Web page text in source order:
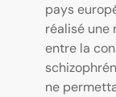
pays
réalisé une
entre la
ne